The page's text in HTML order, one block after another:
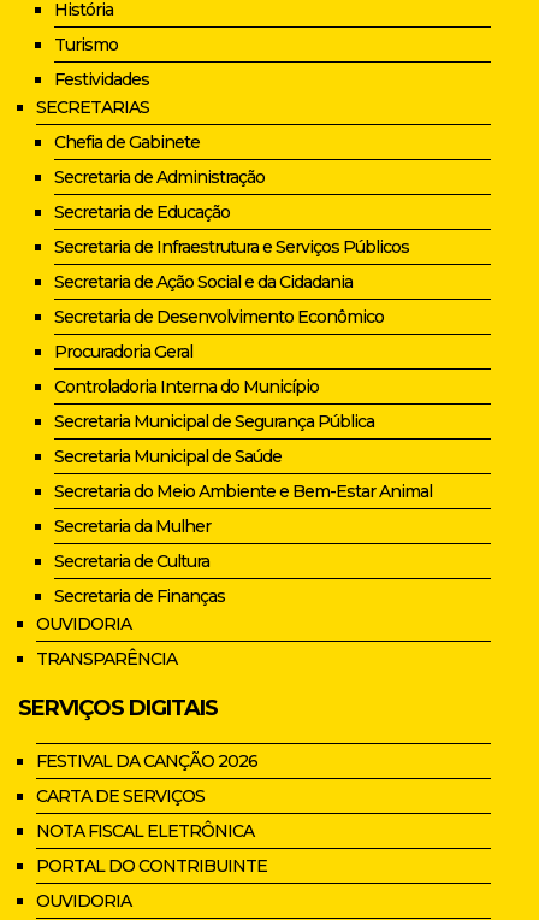
História
Turismo
Festividades
SECRETARIAS
Chefia de Gabinete
Secretaria de Administração
Secretaria de Educação
Secretaria de Infraestrutura e Serviços Públicos
Secretaria de Ação Social e da Cidadania
Secretaria de Desenvolvimento Econômico
Procuradoria Geral
Controladoria Interna do Município
Secretaria Municipal de Segurança Pública
Secretaria Municipal de Saúde
Secretaria do Meio Ambiente e Bem-Estar Animal
Secretaria da Mulher
Secretaria de Cultura
Secretaria de Finanças
OUVIDORIA
TRANSPARÊNCIA
SERVIÇOS DIGITAIS
FESTIVAL DA CANÇÃO 2026
CARTA DE SERVIÇOS
NOTA FISCAL ELETRÔNICA
PORTAL DO CONTRIBUINTE
OUVIDORIA